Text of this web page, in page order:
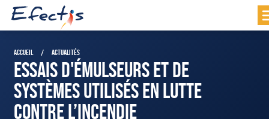
ACCUEIL ACTUALITÉS
ESSAIS D'ÉMULSEURS ET DE
SYSTÈMES UTILISÉS EN LUTTE
CONTRE L’INCENDIE